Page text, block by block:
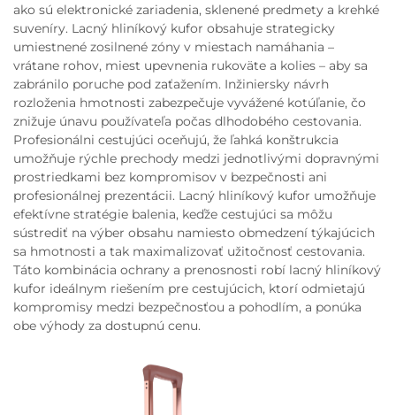
ako sú elektronické zariadenia, sklenené predmety a krehké
suveníry. Lacný hliníkový kufor obsahuje strategicky
umiestnené zosilnené zóny v miestach namáhania –
vrátane rohov, miest upevnenia rukoväte a kolies – aby sa
zabránilo poruche pod zaťažením. Inžiniersky návrh
rozloženia hmotnosti zabezpečuje vyvážené kotúľanie, čo
znižuje únavu používateľa počas dlhodobého cestovania.
Profesionálni cestujúci oceňujú, že ľahká konštrukcia
umožňuje rýchle prechody medzi jednotlivými dopravnými
prostriedkami bez kompromisov v bezpečnosti ani
profesionálnej prezentácii. Lacný hliníkový kufor umožňuje
efektívne stratégie balenia, keďže cestujúci sa môžu
sústrediť na výber obsahu namiesto obmedzení týkajúcich
sa hmotnosti a tak maximalizovať užitočnosť cestovania.
Táto kombinácia ochrany a prenosnosti robí lacný hliníkový
kufor ideálnym riešením pre cestujúcich, ktorí odmietajú
kompromisy medzi bezpečnosťou a pohodlím, a ponúka
obe výhody za dostupnú cenu.